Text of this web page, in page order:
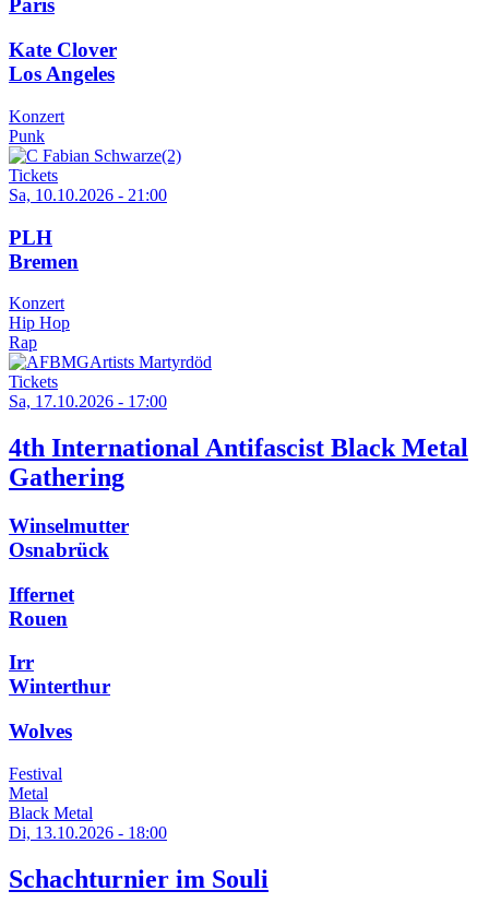
Paris
Kate Clover
Los Angeles
Konzert
Punk
Tickets
Sa, 10.10.2026 - 21:00
PLH
Bremen
Konzert
Hip Hop
Rap
Tickets
Sa, 17.10.2026 - 17:00
4th International Antifascist Black Metal
Gathering
Winselmutter
Osnabrück
Iffernet
Rouen
Irr
Winterthur
Wolves
Festival
Metal
Black Metal
Di, 13.10.2026 - 18:00
Schachturnier im Souli